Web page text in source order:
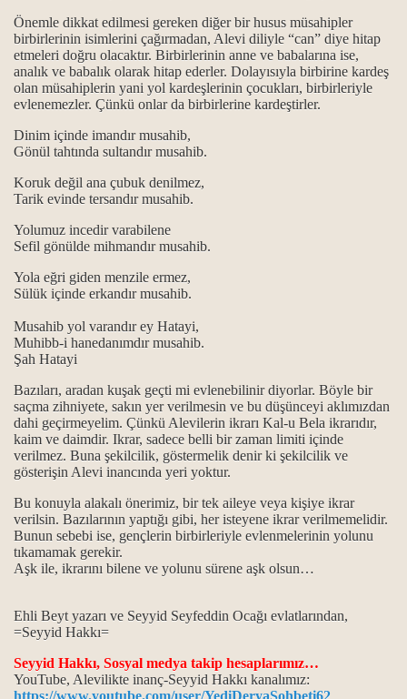
Önemle dikkat edilmesi gereken diğer bir husus müsahipler
birbirlerinin isimlerini çağırmadan, Alevi diliyle “can” diye hitap
etmeleri doğru olacaktır. Birbirlerinin anne ve babalarına ise,
analık ve babalık olarak hitap ederler. Dolayısıyla birbirine kardeş
olan müsahiplerin yani yol kardeşlerinin çocukları, birbirleriyle
evlenemezler. Çünkü onlar da birbirlerine kardeştirler.
Dinim içinde imandır musahib,
Gönül tahtında sultandır musahib.
Koruk değil ana çubuk denilmez,
Tarik evinde tersandır musahib.
Yolumuz incedir varabilene
Sefil gönülde mihmandır musahib.
Yola eğri giden menzile ermez,
Sülük içinde erkandır musahib.
Musahib yol varandır ey Hatayi,
Muhibb-i hanedanımdır musahib.
Şah Hatayi
Bazıları, aradan kuşak geçti mi evlenebilinir diyorlar. Böyle bir
saçma zihniyete, sakın yer verilmesin ve bu düşünceyi aklımızdan
dahi geçirmeyelim. Çünkü Alevilerin ikrarı Kal-u Bela ikrarıdır,
kaim ve daimdir. Ikrar, sadece belli bir zaman limiti içinde
verilmez. Buna şekilcilik, göstermelik denir ki şekilcilik ve
gösterişin Alevi inancında yeri yoktur.
Bu konuyla alakalı önerimiz, bir tek aileye veya kişiye ikrar
verilsin. Bazılarının yaptığı gibi, her isteyene ikrar verilmemelidir.
Bunun sebebi ise, gençlerin birbirleriyle evlenmelerinin yolunu
tıkamamak gerekir.
Aşk ile, ikrarını bilene ve yolunu sürene aşk olsun…
Ehli Beyt yazarı ve Seyyid Seyfeddin Ocağı evlatlarından,
=Seyyid Hakkı=
Seyyid Hakkı, Sosyal medya takip hesaplarımız…
YouTube, Alevilikte inanç-Seyyid Hakkı kanalımız:
https://www.youtube.com/user/YediDeryaSohbeti62
yapılan pratik ritueller…
Gülbenk…
ayı